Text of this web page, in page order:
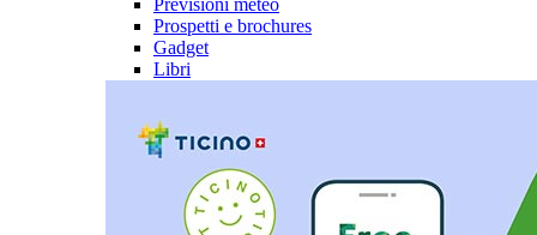
Previsioni meteo
Prospetti e brochures
Gadget
Libri